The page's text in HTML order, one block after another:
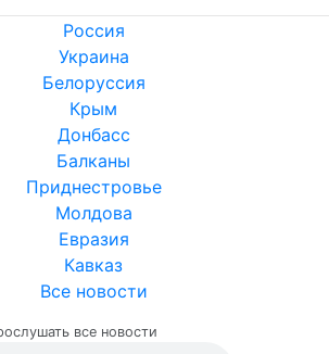
Россия
Украина
Белоруссия
Крым
Донбасс
Балканы
Приднестровье
Молдова
Евразия
Кавказ
Все новости
все новости